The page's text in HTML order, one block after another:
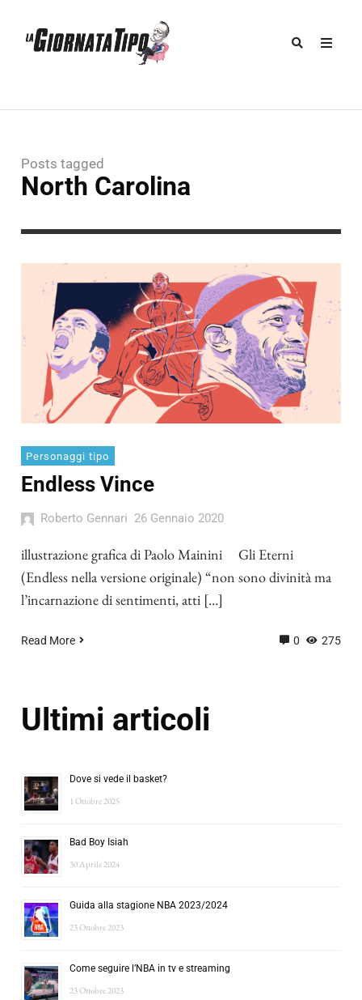
Posts tagged
North Carolina
Personaggi tipo
Endless Vince
Roberto Gennari 26 Gennaio 2020
illustrazione grafica di Paolo Mainini Gli Eterni
(Endless nella versione originale) “non sono divinità ma
l’incarnazione di sentimenti, atti […]
Read More 0 275
Ultimi articoli
Dove si vede il basket?
1 Ottobre 2025
Bad Boy Isiah
30 Aprile 2024
Guida alla stagione NBA 2023/2024
23 Ottobre 2023
Come seguire l’NBA in tv e streaming
23 Ottobre 2023